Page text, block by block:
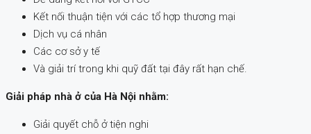
Kết nối thuận tiện với các tổ hợp thương mại
Dịch vụ cá nhân
Các cơ sở y tế
Và giải trí trong khi quỹ đất tại đây rất hạn chế.
Giải pháp nhà ở của Hà Nội nhằm:
Giải quyết chỗ ở tiện nghi